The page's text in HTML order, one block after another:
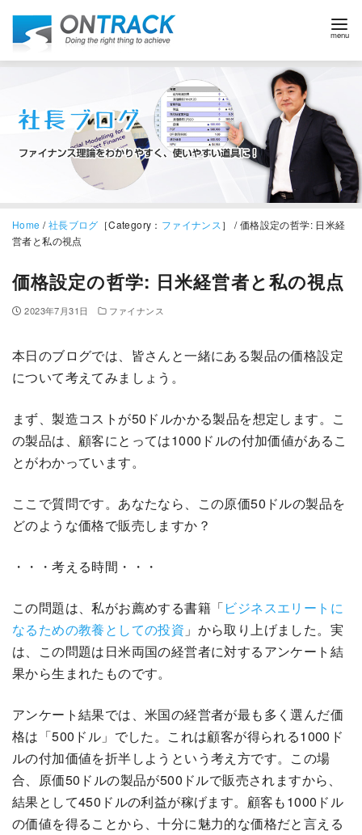
Home /社長ブログ ［Category： ファイナンス ］ / 価格設定の哲学: 日米経
営者と私の視点
価格設定の哲学: 日米経営者と私の視点
2023年7月31日 ファイナンス
本日のブログでは、皆さんと一緒にある製品の価格設定
について考えてみましょう。
まず、製造コストが50ドルかかる製品を想定します。こ
の製品は、顧客にとっては1000ドルの付加価値があるこ
とがわかっています。
ここで質問です。あなたなら、この原価50ドルの製品を
どのような価格で販売しますか？
・・・考える時間・・・
この問題は、私がお薦めする書籍「ビジネスエリートに
なるための教養としての投資 」から取り上げました。実
は、この問題は日米両国の経営者に対するアンケート結
果から生まれたものです。
アンケート結果では、米国の経営者が最も多く選んだ価
格は「500ドル」でした。これは顧客が得られる1000ド
ルの付加価値を折半しようという考え方です。この場
合、原価50ドルの製品が500ドルで販売されますから、
結果として450ドルの利益が稼げます。顧客も1000ドル
の価値を得ることから、十分に魅力的な価格だと言える